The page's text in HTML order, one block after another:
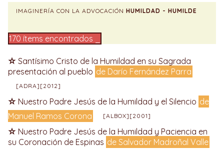
IMAGINERÍA CON LA ADVOCACIÓN HUMILDAD - HUMILDE
170 ítems encontrados _
Santísimo Cristo de la Humildad en su Sagrada
presentación al pueblo de Darío Fernández Parra
[ADRA][2012]
Nuestro Padre Jesús de la Humildad y el Silencio de
Manuel Ramos Corona
[ALBOX][2001]
Nuestro Padre Jesús de la Humildad y Paciencia en
su Coronación de Espinas de Salvador Madroñal Valle